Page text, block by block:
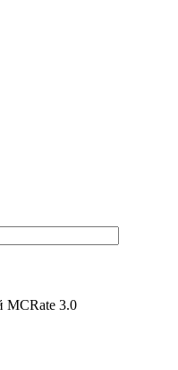
MCRate 3.0